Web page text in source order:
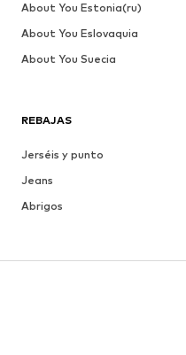
REBAJAS
Jerséis y punto
Jeans
Abrigos
Faldas
About You Estonia(ru)
About You Eslovaquia
About You Suecia